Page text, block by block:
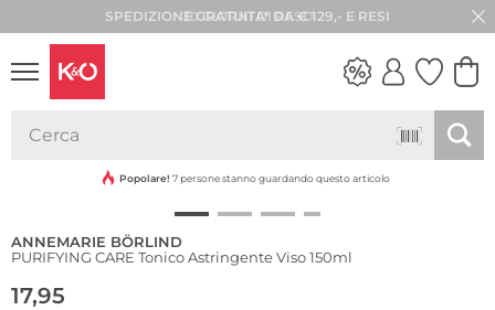
SPEDIZIONE GRATUITA* DA € 129,- E RESI
30 GIORNI DI RESO
VIBES
Sostenibile
Popolare! 7 persone stanno guardando questo articolo
ANNEMARIE BÖRLIND
PURIFYING CARE Tonico Astringente Viso 150ml
17,95